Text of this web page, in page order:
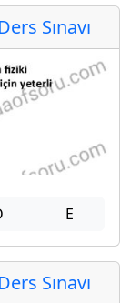
Sınavı
E
Sınavı